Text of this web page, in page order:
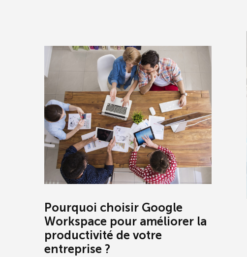
Pourquoi choisir Google
Workspace pour améliorer la
productivité de votre
entreprise ?